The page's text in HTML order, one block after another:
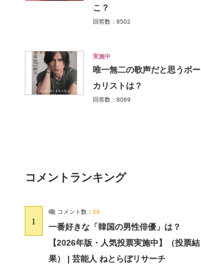
こ？
回答数：8502
実施中
唯一無二の歌声だと思うボー
カリストは？
回答数：8069
コメントランキング
1
コメント数： 20
一番好きな「韓国の男性俳優」は？
【2026年版・人気投票実施中】（投票結
果） | 芸能人 ねとらぼリサーチ